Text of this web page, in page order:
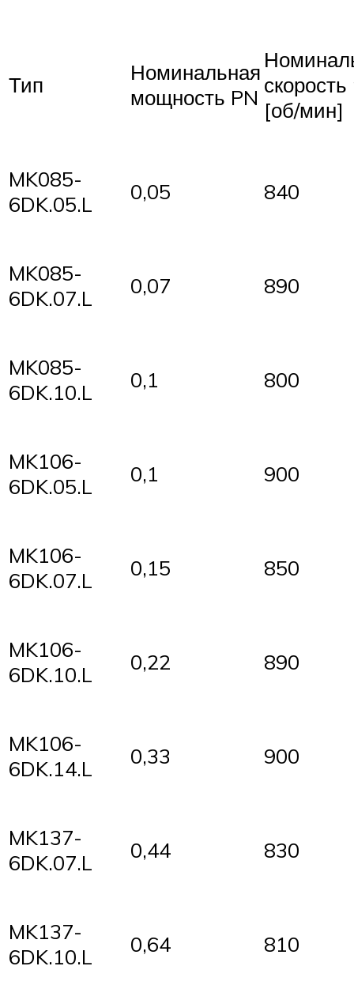
Тип
Номинальная
мощность PN скорость
[об/мин]
MK085-
6DK.05.L
0,05 840
MK085-
6DK.07.L
0,07 890
MK085-
6DK.10.L
0,1 800
MK106-
6DK.05.L
0,1 900
MK106-
6DK.07.L
0,15 850
MK106-
6DK.10.L
0,22 890
MK106-
6DK.14.L
0,33 900
MK137-
6DK.07.L
0,44 830
MK137-
6DK.10.L
0,64 810